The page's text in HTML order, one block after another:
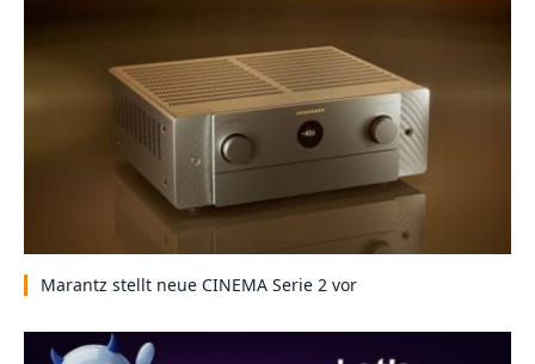
Marantz stellt neue CINEMA Serie 2 vor